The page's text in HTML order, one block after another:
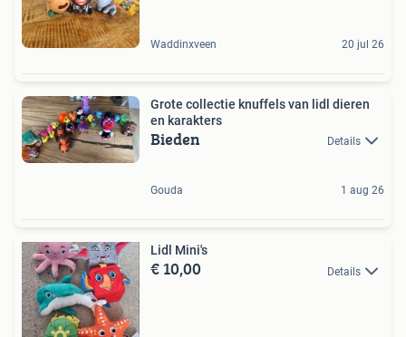
Waddinxveen 20 jul 26
Grote collectie knuffels van lidl dieren
en karakters
Bieden Details
Gouda 1 aug 26
Lidl Mini's
€ 10,00 Details